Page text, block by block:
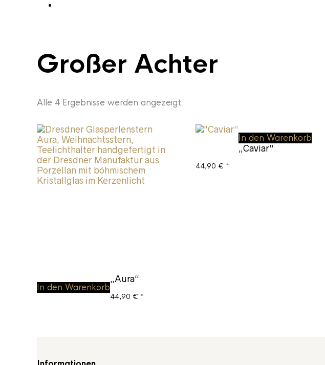
Großer Achter
Alle 4 Ergebnisse werden angezeigt
In den Warenkorb
„Aura“
44,90 € *
In den Warenkorb
„Caviar“
44,90 € *